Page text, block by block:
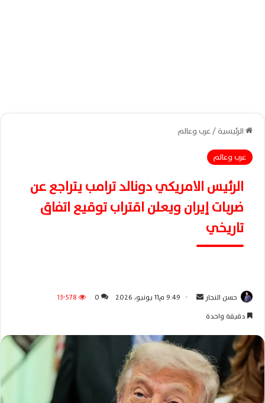
الرئيسية/عرب وعالم
عرب وعالم
الرئيس الامريكي دونالد ترامب يتراجع عن
ضربات إيران ويعلن اقتراب توقيع اتفاق
تاريخي
حسن النجار
ب
ر
ي
د
9:49 م11 يونيو، 2026 0
13٬578
دقيقة واحدة